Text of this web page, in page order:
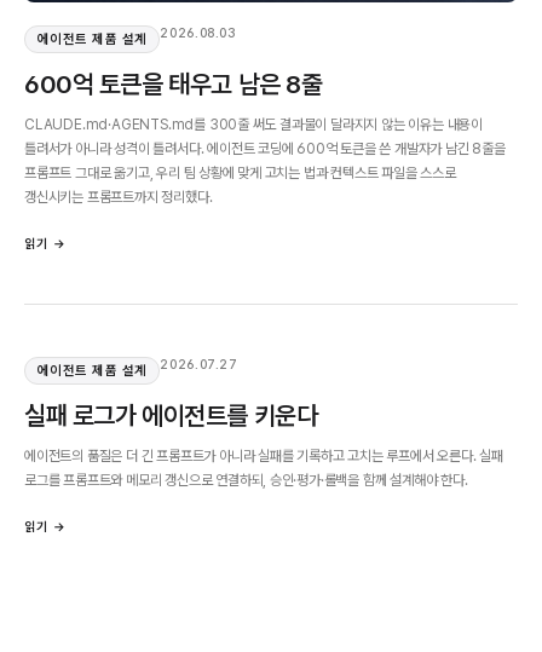
에이전트 제품 설계 2026.08.03
600억 토큰을 태우고 남은 8줄
CLAUDE.md·AGENTS.md를 300줄 써도 결과물이 달라지지 않는 이유는 내용이
틀려서가 아니라 성격이 틀려서다. 에이전트 코딩에 600억 토큰을 쓴 개발자가 남긴 8줄을
프롬프트 그대로 옮기고, 우리 팀 상황에 맞게 고치는 법과 컨텍스트 파일을 스스로
갱신시키는 프롬프트까지 정리했다.
읽기 →